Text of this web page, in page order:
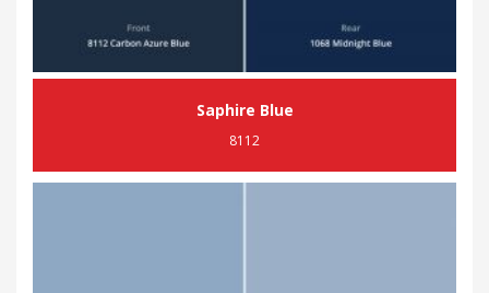
Saphire Blue
8112